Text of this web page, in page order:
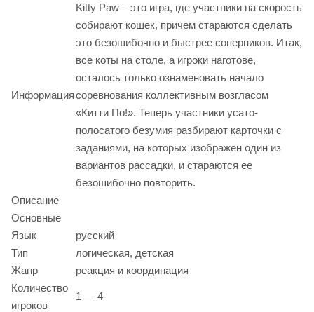
Информация
Kitty Paw – это игра, где участники на скорость
собирают кошек, причем стараются сделать
это безошибочно и быстрее соперников. Итак,
все коты на столе, а игроки наготове,
осталось только ознаменовать начало
соревнования коллективным возгласом
«Китти По!». Теперь участники усато-
полосатого безумия разбирают карточки с
заданиями, на которых изображен один из
вариантов рассадки, и стараются ее
безошибочно повторить.
Описание
Основные
Язык
русский
Тип
логическая, детская
Жанр
реакция и координация
Количество
игроков
1 — 4